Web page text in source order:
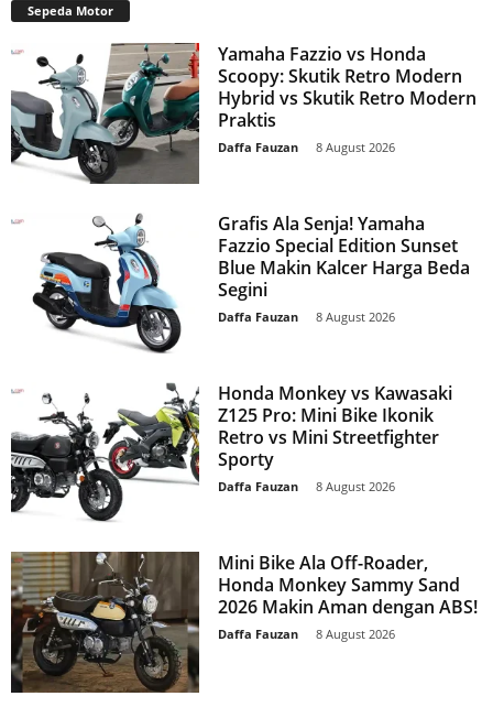
Sepeda Motor
Yamaha Fazzio vs Honda
Scoopy: Skutik Retro Modern
Hybrid vs Skutik Retro Modern
Praktis
Daffa Fauzan 8 August 2026
Grafis Ala Senja! Yamaha
Fazzio Special Edition Sunset
Blue Makin Kalcer Harga Beda
Segini
Daffa Fauzan 8 August 2026
Honda Monkey vs Kawasaki
Z125 Pro: Mini Bike Ikonik
Retro vs Mini Streetfighter
Sporty
Daffa Fauzan 8 August 2026
Mini Bike Ala Off-Roader,
Honda Monkey Sammy Sand
2026 Makin Aman dengan ABS!
Daffa Fauzan 8 August 2026